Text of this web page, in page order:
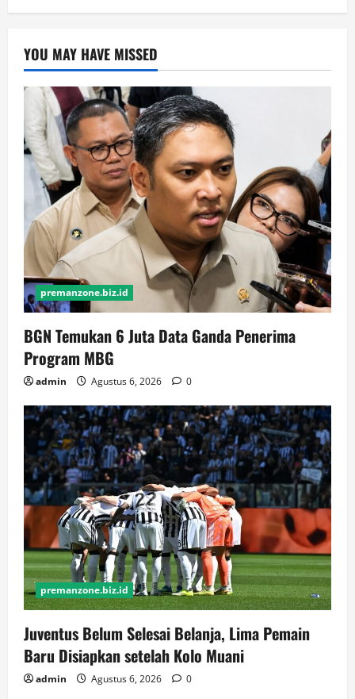
YOU MAY HAVE MISSED
premanzone.biz.id
BGN Temukan 6 Juta Data Ganda Penerima
Program MBG
admin Agustus 6, 2026 0
premanzone.biz.id
Juventus Belum Selesai Belanja, Lima Pemain
Baru Disiapkan setelah Kolo Muani
admin Agustus 6, 2026 0